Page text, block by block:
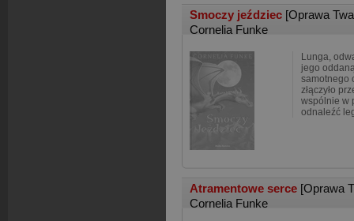
Smoczy jeździec [Oprawa
Cornelia Funke
Lunga,
jego
samotnego
złączyło
wspólnie w
odnaleźć
Atramentowe serce [Oprawa
Cornelia Funke